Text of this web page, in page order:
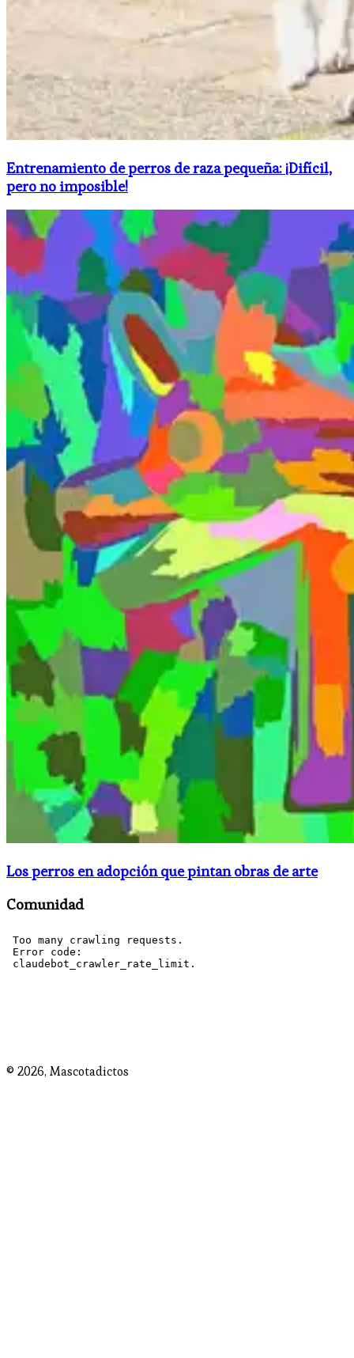
Entrenamiento de perros de raza pequeña: ¡Difícil,
pero no imposible!
Los perros en adopción que pintan obras de arte
Comunidad
© 2026, Mascotadictos